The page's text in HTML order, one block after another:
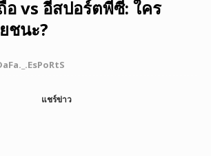
vs อีสปอร์ตพีซี: ใคร
ชนะ?
แชร์ข่าว